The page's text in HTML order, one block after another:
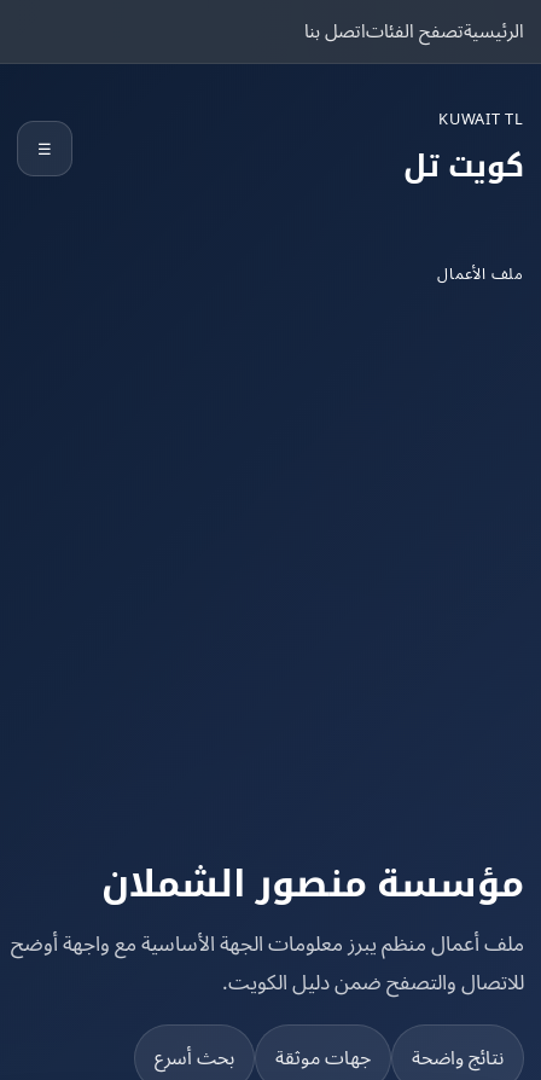
تصفح الفئاتاتصل بنا
تل
منصور الشملان
منظم يبرز معلومات الجهة الأساسية مع واجهة أوضح
والتصفح ضمن دليل الكويت.
واضحة جهات موثقة بحث أسرع